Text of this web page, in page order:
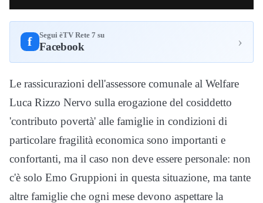
f Segui èTV Rete 7 su
Facebook ›
Le rassicurazioni dell'assessore comunale al Welfare
Luca Rizzo Nervo sulla erogazione del cosiddetto
'contributo povertà' alle famiglie in condizioni di
particolare fragilità economica sono importanti e
confortanti, ma il caso non deve essere personale: non
c'è solo Emo Gruppioni in questa situazione, ma tante
altre famiglie che ogni mese devono aspettare la